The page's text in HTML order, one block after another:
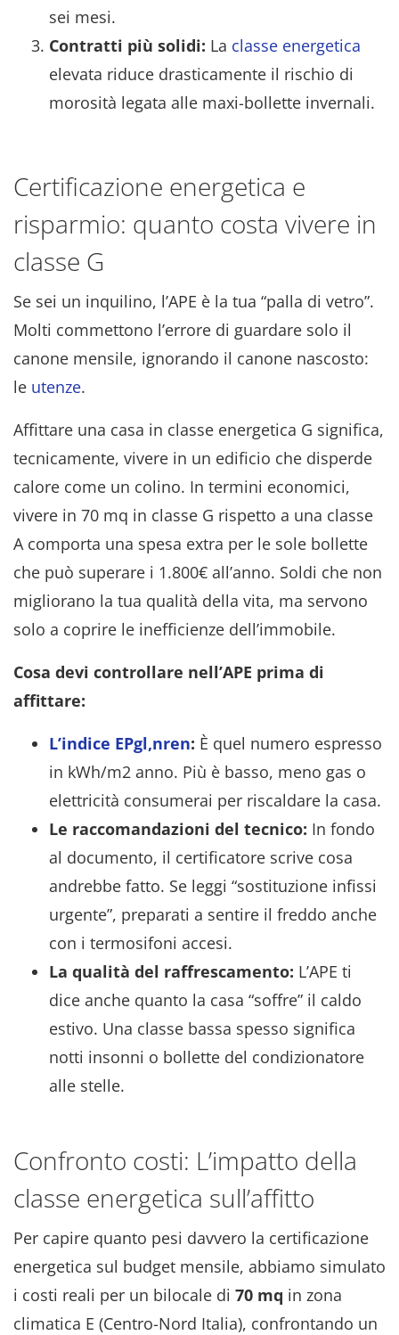
sei mesi.
Contratti più solidi: La classe energetica
elevata riduce drasticamente il rischio di
morosità legata alle maxi-bollette invernali.
Certificazione energetica e
risparmio: quanto costa vivere in
classe G
Se sei un inquilino, l’APE è la tua “palla di vetro”.
Molti commettono l’errore di guardare solo il
canone mensile, ignorando il canone nascosto:
le utenze.
Affittare una casa in classe energetica G significa,
tecnicamente, vivere in un edificio che disperde
calore come un colino. In termini economici,
vivere in 70 mq in classe G rispetto a una classe
A comporta una spesa extra per le sole bollette
che può superare i 1.800€ all’anno. Soldi che non
migliorano la tua qualità della vita, ma servono
solo a coprire le inefficienze dell’immobile.
Cosa devi controllare nell’APE prima di
affittare:
L’indice EPgl,nren: È quel numero espresso
in kWh/m2 anno. Più è basso, meno gas o
elettricità consumerai per riscaldare la casa.
Le raccomandazioni del tecnico: In fondo
al documento, il certificatore scrive cosa
andrebbe fatto. Se leggi “sostituzione infissi
urgente”, preparati a sentire il freddo anche
con i termosifoni accesi.
La qualità del raffrescamento: L’APE ti
dice anche quanto la casa “soffre” il caldo
estivo. Una classe bassa spesso significa
notti insonni o bollette del condizionatore
alle stelle.
Confronto costi: L’impatto della
classe energetica sull’affitto
Per capire quanto pesi davvero la certificazione
energetica sul budget mensile, abbiamo simulato
i costi reali per un bilocale di 70 mq in zona
climatica E (Centro-Nord Italia), confrontando un